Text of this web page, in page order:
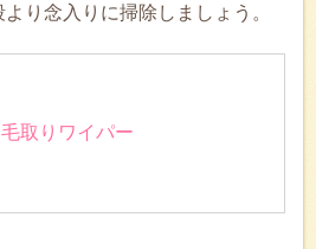
り念入りに掃除しましょう。
取りワイパー